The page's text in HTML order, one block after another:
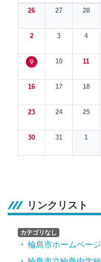
26
27 28
2 3 4
9 10 11
16 17 18
23 24 25
30 31 1
リンクリスト
カテゴリなし
輪島市ホームページ